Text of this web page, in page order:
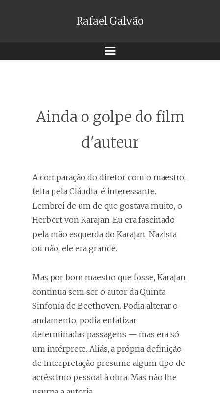
Rafael Galvão
Menu
Ainda o golpe do film
d'auteur
A comparação do diretor com o maestro,
feita pela Cláudia, é interessante.
Lembrei de um de que gostava muito, o
Herbert von Karajan. Eu era fascinado
pela mão esquerda do Karajan. Nazista
ou não, ele era grande.
Mas por bom maestro que fosse, Karajan
continua sem ser o autor da Quinta
Sinfonia de Beethoven. Podia alterar o
andamento, podia enfatizar
determinadas passagens — mas era só
um intérprete. Aliás, a própria definição
de interpretação presume algum tipo de
acréscimo pessoal à obra. Mas não lhe